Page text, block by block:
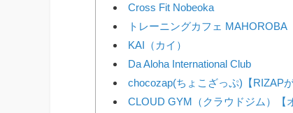
Cross Fit Nobeoka
トレーニングカフェ MAHOROBA
KAI（カイ）
Da Aloha International Club
chocozap(ちょこざっぷ)【RIZAP
CLOUD GYM（クラウドジム）【